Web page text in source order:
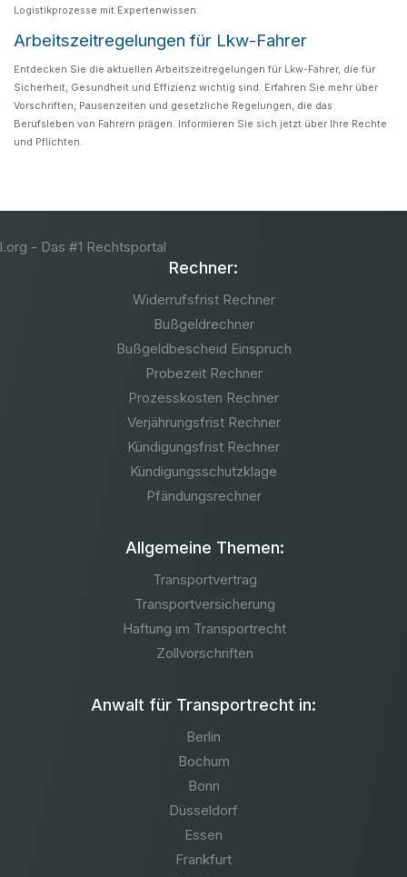
Logistikprozesse mit Expertenwissen.
Arbeitszeitregelungen für Lkw-Fahrer
Entdecken Sie die aktuellen Arbeitszeitregelungen für Lkw-Fahrer, die für
Sicherheit, Gesundheit und Effizienz wichtig sind. Erfahren Sie mehr über
Vorschriften, Pausenzeiten und gesetzliche Regelungen, die das
Berufsleben von Fahrern prägen. Informieren Sie sich jetzt über Ihre Rechte
und Pflichten.
Rechner:
Widerrufsfrist Rechner
Bußgeldrechner
Bußgeldbescheid Einspruch
Probezeit Rechner
Prozesskosten Rechner
Verjährungsfrist Rechner
Kündigungsfrist Rechner
Kündigungsschutzklage
Pfändungsrechner
Allgemeine Themen:
Transportvertrag
Transportversicherung
Haftung im Transportrecht
Zollvorschriften
Anwalt für Transportrecht in:
Berlin
Bochum
Bonn
Düsseldorf
Essen
Frankfurt